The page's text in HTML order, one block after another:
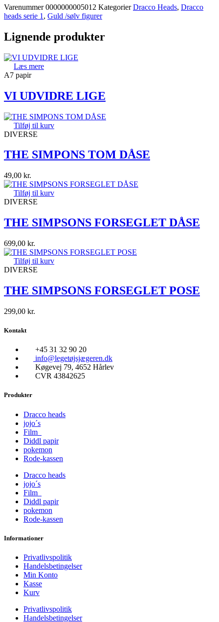
Varenummer0000000005012 Kategorier Dracco Heads, Dracco
heads serie 1 , Guld /sølv figurer
Lignende produkter
Læs mere
A7 papir
VI UDVIDRE LIGE
Tilføj til kurv
DIVERSE
THE SIMPONS TOM DÅSE
49,00 kr.
Tilføj til kurv
DIVERSE
THE SIMPSONS FORSEGLET DÅSE
699,00 kr.
Tilføj til kurv
DIVERSE
THE SIMPSONS FORSEGLET POSE
299,00 kr.
Kontakt
+45 31 32 90 20
info@legetøjsjægeren.dk
Køgevej 79, 4652 Hårlev
CVR 43842625
Produkter
Dracco heads
jojo´s
Film
Diddl papir
pokemon
Rode-kassen
Dracco heads
jojo´s
Film
Diddl papir
pokemon
Rode-kassen
Informationer
Privatlivspolitik
Handelsbetingelser
Min Konto
Kasse
Kurv
Privatlivspolitik
Handelsbetingelser